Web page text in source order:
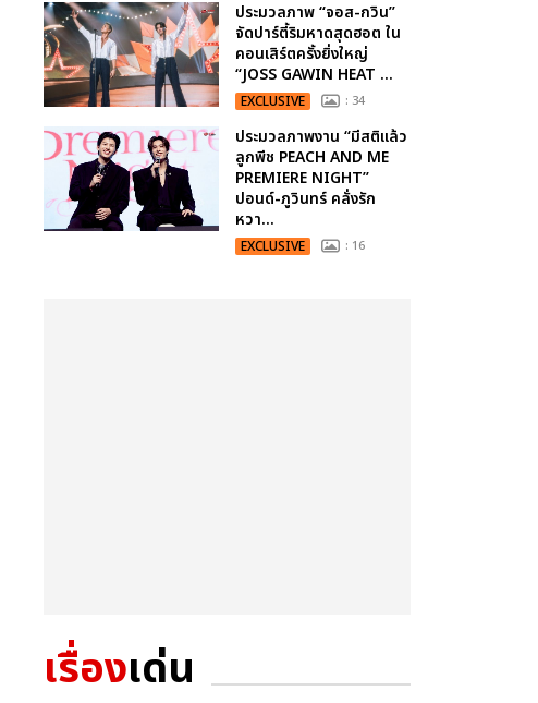
ประมวลภาพ “จอส-กวิน”
จัดปาร์ตี้ริมหาดสุดฮอต ใน
คอนเสิร์ตครั้งยิ่งใหญ่
“JOSS GAWIN HEAT ...
EXCLUSIVE : 34
ประมวลภาพงาน “มีสติแล้ว
ลูกพีช PEACH AND ME
PREMIERE NIGHT”
ปอนด์-ภูวินทร์ คลั่งรัก
หวา...
EXCLUSIVE : 16
เรื่องเด่น